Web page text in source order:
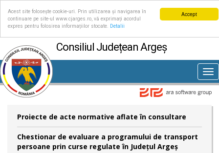
Accept
Acest site folosește cookie-uri. Prin utilizarea și navigarea în
continuare pe site-ul www.cjarges.ro, vă exprimați acordul
expres pentru folosirea informațiilor stocate.
Detalii
Consiliul Județean Argeș
Proiecte de acte normative aflate în consultare
Chestionar de evaluare a programului de transport
persoane prin curse regulate în Județul Argeș